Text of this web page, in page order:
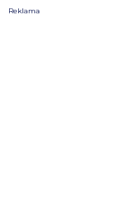
Reklama